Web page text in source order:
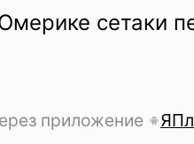
сетаки
приложение